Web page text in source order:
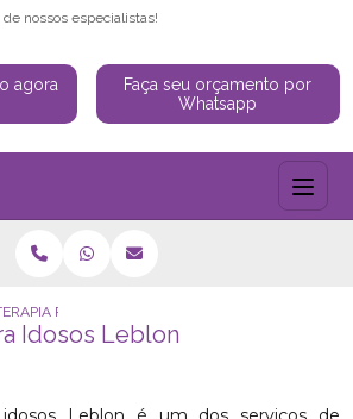
nossos especialistas!
agora
Faça seu orçamento por
Whatsapp
PARA IDOSOS LEBLON
Idosos Leblon